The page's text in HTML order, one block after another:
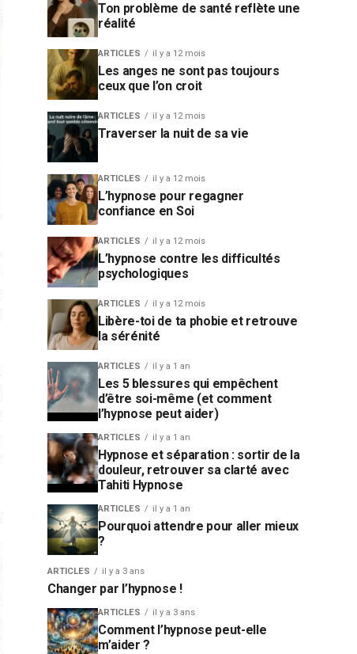
Ton problème de santé reflète une
réalité
ARTICLES il y a 12 mois
Les anges ne sont pas toujours
ceux que l’on croit
ARTICLES il y a 12 mois
Traverser la nuit de sa vie
ARTICLES il y a 12 mois
L’hypnose pour regagner
confiance en Soi
ARTICLES il y a 12 mois
L’hypnose contre les difficultés
psychologiques
ARTICLES il y a 12 mois
Libère-toi de ta phobie et retrouve
la sérénité
ARTICLES il y a 1 an
Les 5 blessures qui empêchent
d’être soi-même (et comment
l’hypnose peut aider)
ARTICLES il y a 1 an
Hypnose et séparation : sortir de la
douleur, retrouver sa clarté avec
Tahiti Hypnose
ARTICLES il y a 1 an
Pourquoi attendre pour aller mieux
?
ARTICLES il y a 3 ans
Changer par l’hypnose !
ARTICLES il y a 3 ans
Comment l’hypnose peut-elle
m’aider ?